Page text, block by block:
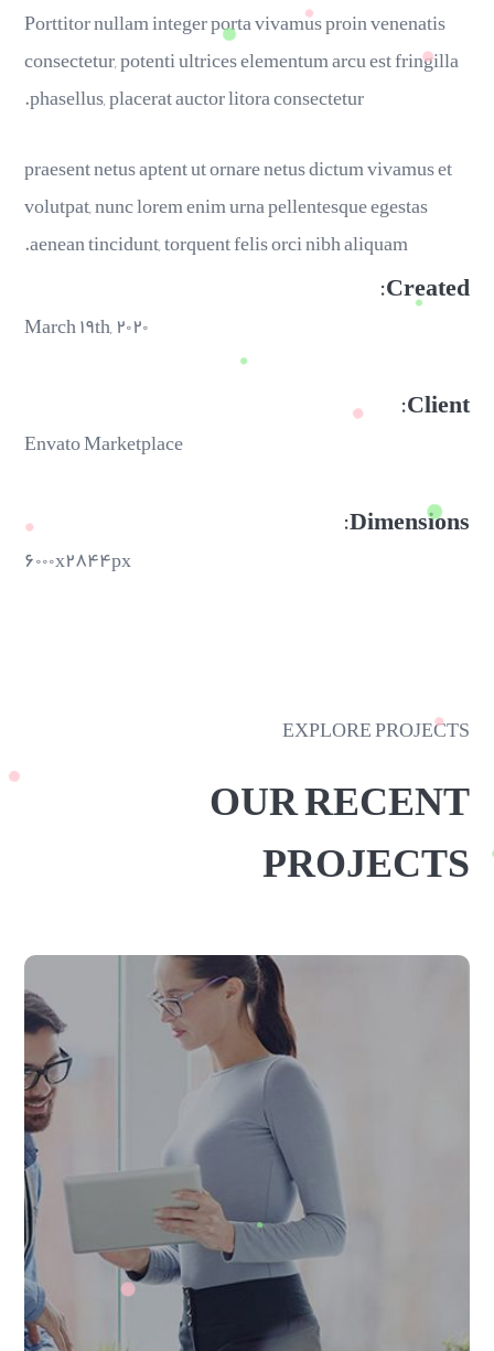
Porttitor nullam integer porta vivamus proin venenatis
consectetur, potenti ultrices elementum arcu est fringilla
phasellus, placerat auctor litora consectetur.
praesent netus aptent ut ornare netus dictum vivamus et
volutpat, nunc lorem enim urna pellentesque egestas
aenean tincidunt, torquent felis orci nibh aliquam.
Created:
March ۱۹th, ۲۰۲۰
Client:
Envato Marketplace
Dimensions:
۶۰۰۰x۲۸۴۴px
EXPLORE PROJECTS
OUR RECENT
PROJECTS